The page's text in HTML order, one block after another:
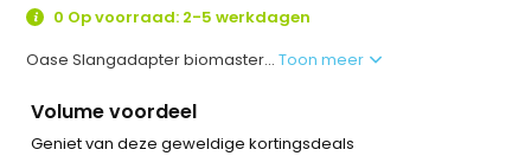
0 Op voorraad: 2-5 werkdagen
Oase Slangadapter biomaster...Toon meer
Volume voordeel
Geniet van deze geweldige kortingsdeals